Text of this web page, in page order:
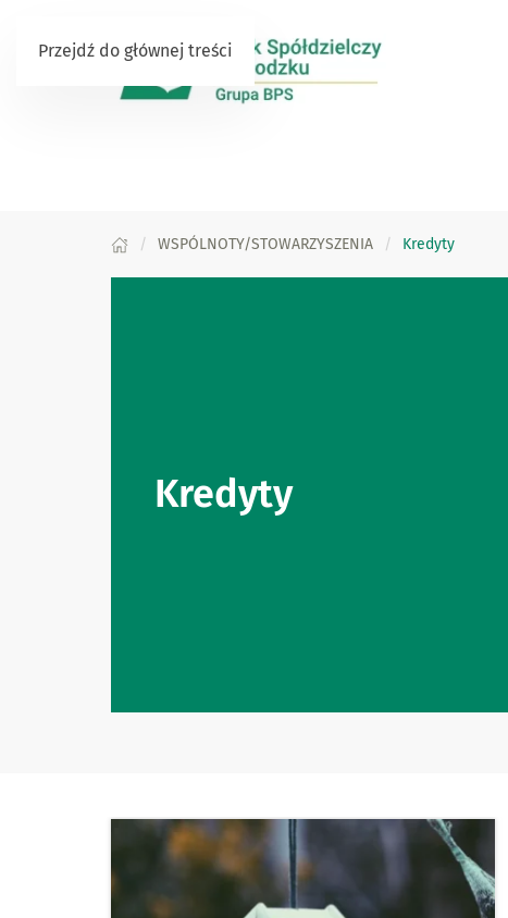
Przejdź do głównej treści
WSPÓLNOTY/STOWARZYSZENIA Kredyty
Kredyty